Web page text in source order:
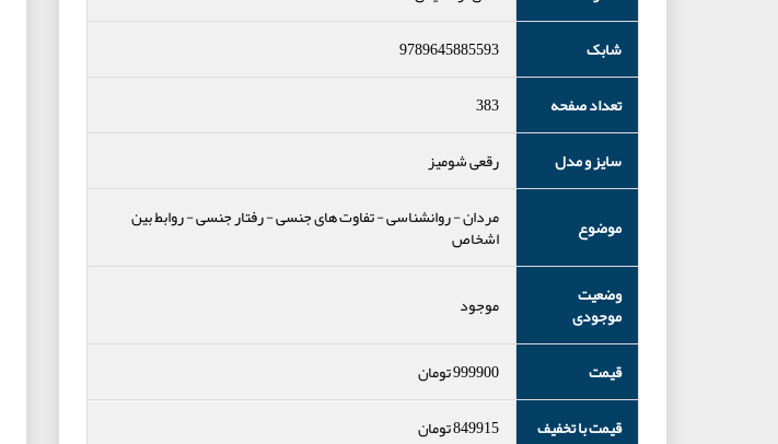
شابک
9789645885593
تعداد صفحه
383
سایز و مدل
رقعی شومیز
موضوع مردان-روانشناسی-تفاوت های جنسی-رفتار جنسی-روابط بین
اشخاص
وضعیت
موجودی موجود
قیمت 999900تومان
قیمت با تخفیف
849915تومان